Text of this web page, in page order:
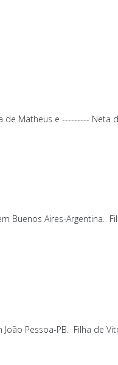
de Matheus e --------- Neta
Buenos Aires-Argentina.
Pessoa-PB. Filha de